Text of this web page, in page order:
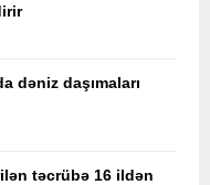
dəniz daşımaları
təcrübə 16 ildən